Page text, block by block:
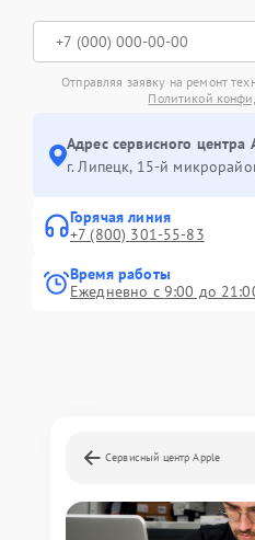
Отправляя заявку на ремонт
Политикой
Адрес сервисного центра
г. Липецк, 15-й
Горячая линия
+7 (800) 301-55-83
Время работы
Ежедневно с 9:00 до
Сервисный центр Apple